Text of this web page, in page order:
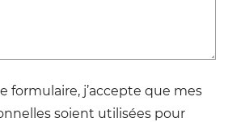
formulaire, j’accepte que mes
soient utilisées pour